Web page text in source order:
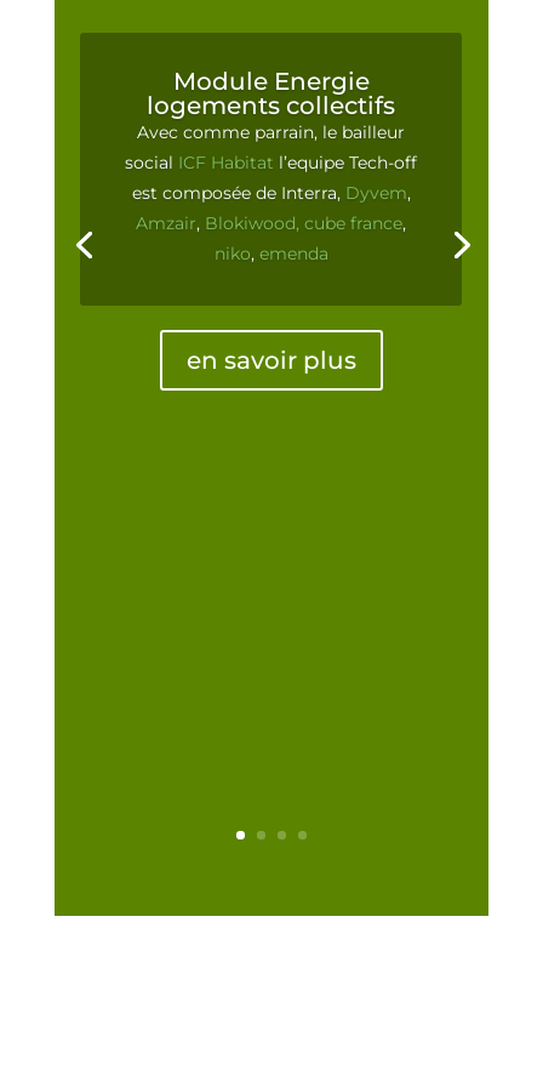
Module Energie
logements collectifs
Avec comme parrain, le bailleur
social ICF Habitat l’equipe Tech-off
est composée de Interra, Dyvem,
Amzair, Blokiwood, cube france,
niko, emenda
en savoir plus